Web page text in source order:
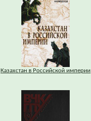
Казахстан в Российской империи